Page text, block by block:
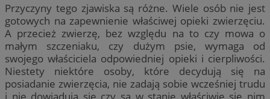
Przyczyny tego zjawiska są różne. Wiele osób nie jest
gotowych na zapewnienie właściwej opieki zwierzęciu.
A przecież zwierzę, bez względu na to czy mowa o
małym szczeniaku, czy dużym psie, wymaga od
swojego właściciela odpowiedniej opieki i cierpliwości.
Niestety niektóre osoby, które decydują się na
posiadanie zwierzęcia, nie zadają sobie wcześniej trudu
i nie dowiadują się czy są w stanie właściwie się nim